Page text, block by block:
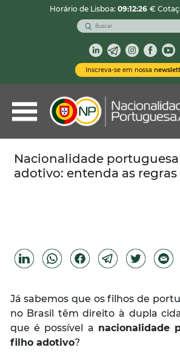
Horário de Lisboa:09:12:27 €
Inscreva-se em nossa
Nacionalidade
Vistos de Residência
Imóveis em Portugal
Demais Serviços
Nacionalidade
adotivo: entenda as regras
Já sabemos que os filhos de
no Brasil têm direito à dupla
que é possível a nacionalidade
filho adotivo?